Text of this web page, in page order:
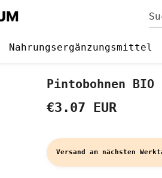
Nahrungsergänzungsmittel
Pintobohnen BIO
€3.07 EUR
Versand am nächsten